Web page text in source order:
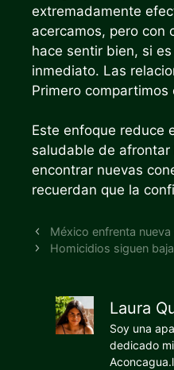
extremadamente
acercamos, pero con
hace sentir bien, si
inmediato. Las
Primero
Este enfoque reduce
saludable de
encontrar nuevas
recuerdan que la
México enfrenta
Homicidios siguen
Laura
Soy una
dedicado